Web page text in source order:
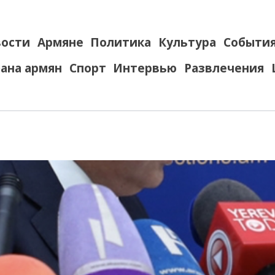
Армяне Политика Культура
армян Спорт Интервью Развлечения